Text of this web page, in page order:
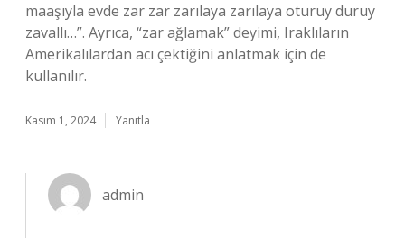
maaşıyla evde zar zar zarılaya zarılaya oturuy duruy
zavallı…”. Ayrıca, “zar ağlamak” deyimi, Iraklıların
Amerikalılardan acı çektiğini anlatmak için de
kullanılır.
Kasım 1, 2024 Yanıtla
admin